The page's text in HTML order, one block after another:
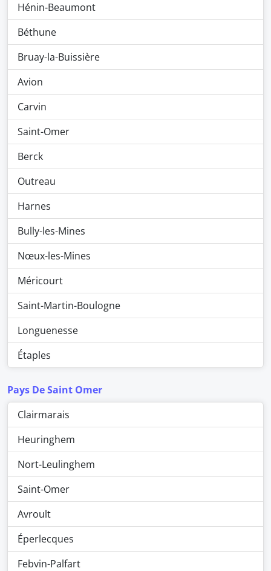
Hénin-Beaumont
Béthune
Bruay-la-Buissière
Avion
Carvin
Saint-Omer
Berck
Outreau
Harnes
Bully-les-Mines
Nœux-les-Mines
Méricourt
Saint-Martin-Boulogne
Longuenesse
Étaples
Pays De Saint Omer
Clairmarais
Heuringhem
Nort-Leulinghem
Saint-Omer
Avroult
Éperlecques
Febvin-Palfart